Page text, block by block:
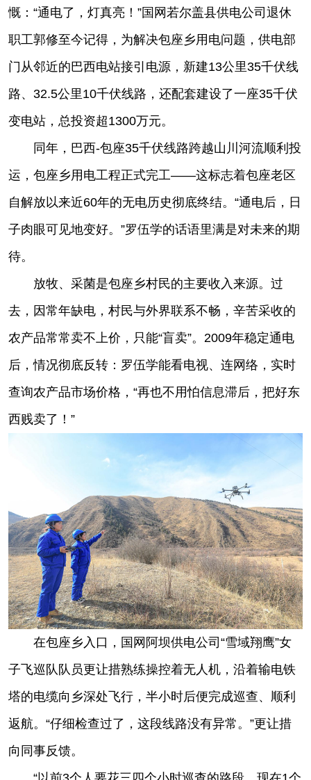
慨：“通电了，灯真亮！”国网若尔盖县供电公司退休
职工郭修至今记得，为解决包座乡用电问题，供电部
门从邻近的巴西电站接引电源，新建13公里35千伏线
路、32.5公里10千伏线路，还配套建设了一座35千伏
变电站，总投资超1300万元。
同年，巴西-包座35千伏线路跨越山川河流顺利投
运，包座乡用电工程正式完工——这标志着包座老区
自解放以来近60年的无电历史彻底终结。“通电后，日
子肉眼可见地变好。”罗伍学的话语里满是对未来的期
待。
放牧、采菌是包座乡村民的主要收入来源。过
去，因常年缺电，村民与外界联系不畅，辛苦采收的
农产品常常卖不上价，只能“盲卖”。2009年稳定通电
后，情况彻底反转：罗伍学能看电视、连网络，实时
查询农产品市场价格，“再也不用怕信息滞后，把好东
西贱卖了！”
在包座乡入口，国网阿坝供电公司“雪域翔鹰”女
子飞巡队队员更让措熟练操控着无人机，沿着输电铁
塔的电缆向乡深处飞行，半小时后便完成巡查、顺利
返航。“仔细检查过了，这段线路没有异常。”更让措
向同事反馈。